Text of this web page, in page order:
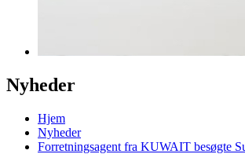
Nyheder
Hjem
Nyheder
Forretningsagent fra KUWAIT besøgte